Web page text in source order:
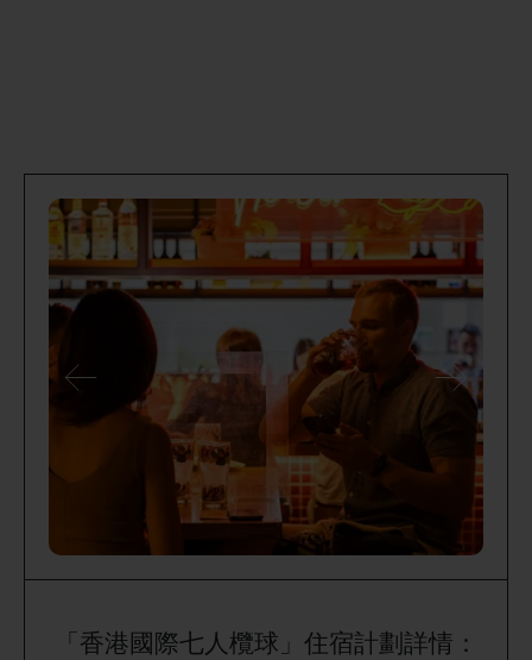
「香港國際七人欖球」住宿計劃詳情：